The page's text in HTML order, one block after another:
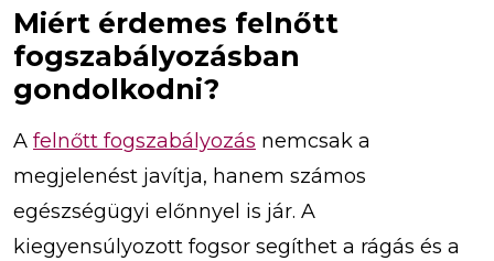
Miért érdemes felnőtt
fogszabályozásban
gondolkodni?
A felnőtt fogszabályozás nemcsak a
megjelenést javítja, hanem számos
egészségügyi előnnyel is jár. A
kiegyensúlyozott fogsor segíthet a rágás és a